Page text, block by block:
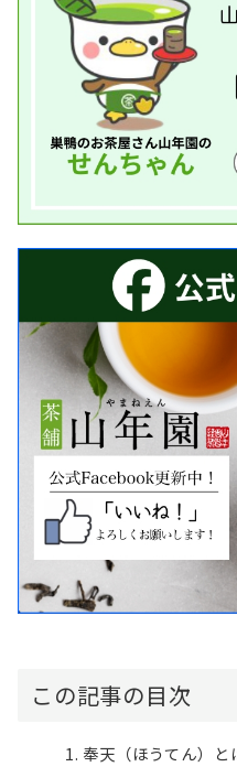
この記事の目次
奉天（ほうてん）と